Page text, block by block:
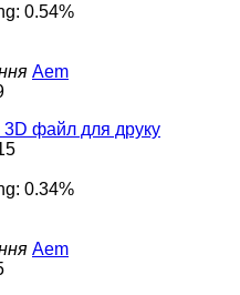
0.54%
Aem
файл для друку
0.34%
Aem